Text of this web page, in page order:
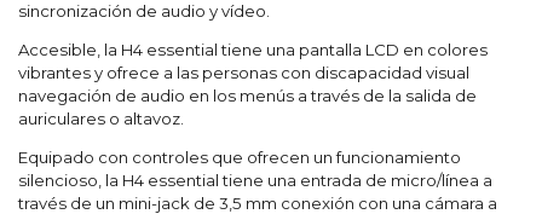
sincronización de audio y vídeo.
Accesible, la H4 essential tiene una pantalla LCD en colores
vibrantes y ofrece a las personas con discapacidad visual
navegación de audio en los menús a través de la salida de
auriculares o altavoz.
Equipado con controles que ofrecen un funcionamiento
silencioso, la H4 essential tiene una entrada de micro/línea a
través de un mini-jack de 3,5 mm conexión con una cámara a